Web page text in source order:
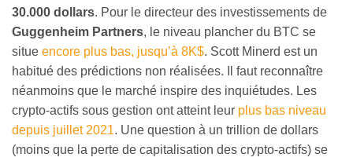
30.000 dollars. Pour le directeur des investissements de
Guggenheim Partners, le niveau plancher du BTC se
situe encore plus bas, jusqu’à 8K$. Scott Minerd est un
habitué des prédictions non réalisées. Il faut reconnaître
néanmoins que le marché inspire des inquiétudes. Les
crypto-actifs sous gestion ont atteint leur plus bas niveau
depuis juillet 2021. Une question à un trillion de dollars
(moins que la perte de capitalisation des crypto-actifs) se